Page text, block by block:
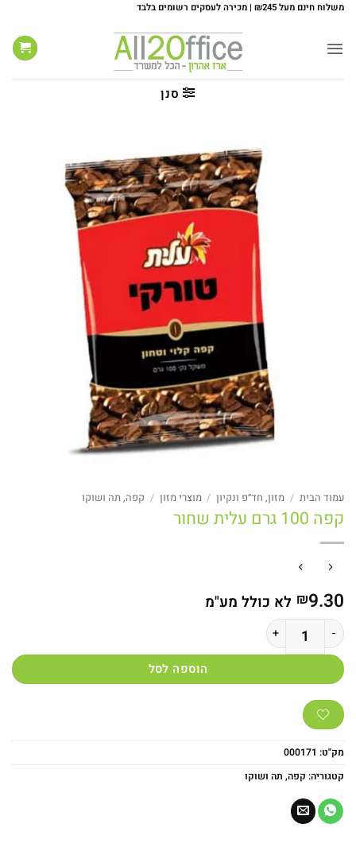
Skip
content
משלוח חינם מעל ₪245 | מכירה לעסקים רשומים בלבד
סנן
עמוד הבית / מזון, חד״פ ונקיון / מוצרי מזון / קפה, תה ושוקו
קפה 100 גרם עלית שחור
₪9.30 לא כולל מע"מ
כמות של קפה 100 גרם עלית שחור
הוספה לסל
מק"ט: 000171
קטגוריה: קפה, תה ושוקו